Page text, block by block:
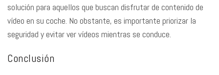
solución para aquellos que buscan disfrutar de contenido de
vídeo en su coche. No obstante, es importante priorizar la
seguridad y evitar ver vídeos mientras se conduce.
Conclusión